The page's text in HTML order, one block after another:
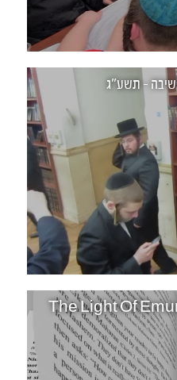
ישיבה - תשע"ג
The Light Of